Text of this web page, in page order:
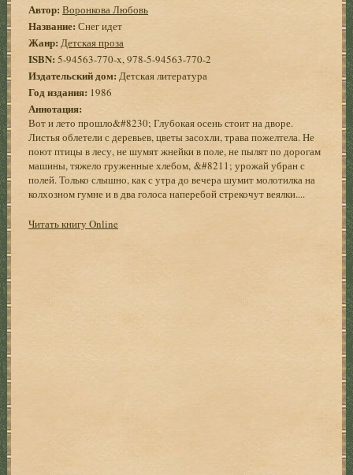
Автор: Воронкова Любовь
Название: Снег идет
Жанр: Детская проза
ISBN: 5-94563-770-x, 978-5-94563-770-2
Издательский дом: Детская литература
Год издания: 1986
Аннотация:
Вот и лето прошло&#8230; Глубокая осень стоит на дворе.
Листья облетели с деревьев, цветы засохли, трава пожелтела. Не
поют птицы в лесу, не шумят жнейки в поле, не пылят по дорогам
машины, тяжело груженные хлебом, &#8211; урожай убран с
полей. Только слышно, как с утра до вечера шумит молотилка на
колхозном гумне и в два голоса наперебой стрекочут веялки....
Читать книгу Online